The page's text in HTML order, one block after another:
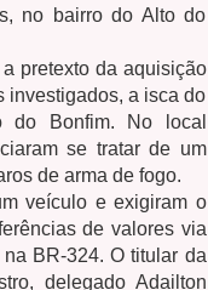
no bairro do Alto do
pretexto da aquisição
investigados, a isca do
do Bonfim. No local
se tratar de um
de arma de fogo.
veículo e exigiram o
de valores via
BR-324. O titular da
delegado Adailton